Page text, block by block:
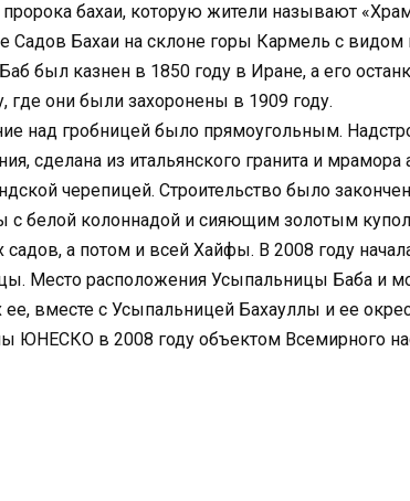
бахаи, которую жители называют
Садов Бахаи на склоне горы Кармель с видом
был казнен в 1850 году в Иране, а его
где они были захоронены в 1909 году.
над гробницей было прямоугольным.
сделана из итальянского гранита и
черепицей. Строительство было
с белой колоннадой и сияющим золотым
садов, а потом и всей Хайфы. В 2008 году
Место расположения Усыпальницы Баба и
вместе с Усыпальницей Бахауллы и ее
ЮНЕСКО в 2008 году объектом Всемирного